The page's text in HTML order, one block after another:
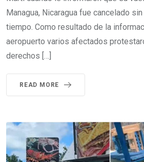
Managua, Nicaragua fue cancelado
tiempo. Como resultado de la
aeropuerto varios afectados
derechos […]
READ MORE